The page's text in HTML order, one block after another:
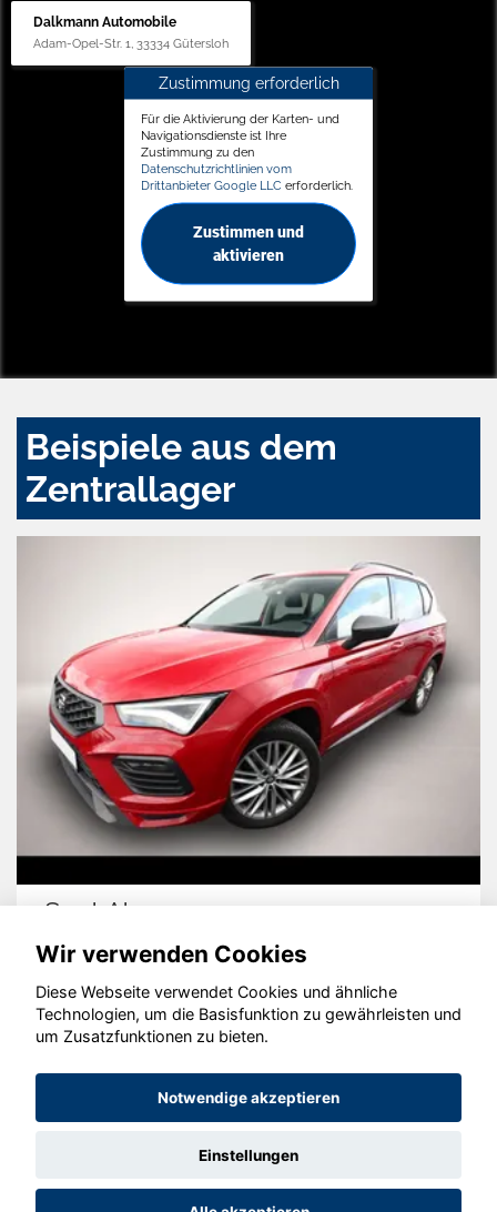
Dalkmann Automobile
Adam-Opel-Str. 1, 33334 Gütersloh
Zustimmung erforderlich
Für die Aktivierung der Karten- und
Navigationsdienste ist Ihre
Zustimmung zu den
Datenschutzrichtlinien vom
Drittanbieter Google LLC erforderlich.
Zustimmen und
aktivieren
Beispiele aus dem
Zentrallager
Seat Ateca
© konjunkturmotor.de GmbH 2020 - 2026
Wir verwenden Cookies
Diese Webseite verwendet Cookies und ähnliche
Technologien, um die Basisfunktion zu gewährleisten und
um Zusatzfunktionen zu bieten.
Notwendige akzeptieren
Einstellungen